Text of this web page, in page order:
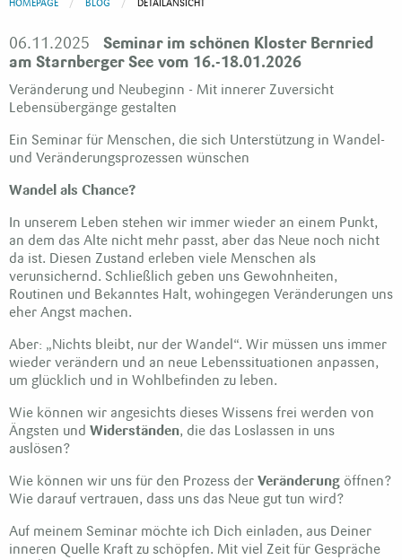
HOMEPAGE BLOG CURRENT:
DETAILANSICHT
06.11.2025
Seminar im schönen Kloster Bernried
am Starnberger See vom 16.-18.01.2026
Veränderung und Neubeginn - Mit innerer Zuversicht
Lebensübergänge gestalten
Ein Seminar für Menschen, die sich Unterstützung in Wandel-
und Veränderungsprozessen wünschen
Wandel als Chance?
In unserem Leben stehen wir immer wieder an einem Punkt,
an dem das Alte nicht mehr passt, aber das Neue noch nicht
da ist. Diesen Zustand erleben viele Menschen als
verunsichernd. Schließlich geben uns Gewohnheiten,
Routinen und Bekanntes Halt, wohingegen Veränderungen uns
eher Angst machen.
Aber: „Nichts bleibt, nur der Wandel“. Wir müssen uns immer
wieder verändern und an neue Lebenssituationen anpassen,
um glücklich und in Wohlbefinden zu leben.
Wie können wir angesichts dieses Wissens frei werden von
Ängsten und Widerständen, die das Loslassen in uns
auslösen?
Wie können wir uns für den Prozess der Veränderung öffnen?
Wie darauf vertrauen, dass uns das Neue gut tun wird?
Auf meinem Seminar möchte ich Dich einladen, aus Deiner
inneren Quelle Kraft zu schöpfen. Mit viel Zeit für Gespräche